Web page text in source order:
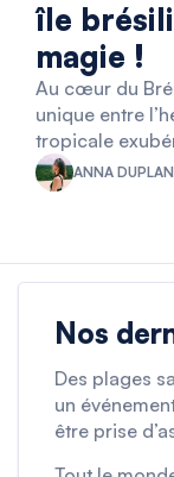
île
magie !
Au cœur du
unique entre
tropicale
ANNA
Nos
Des plages
un
être prise